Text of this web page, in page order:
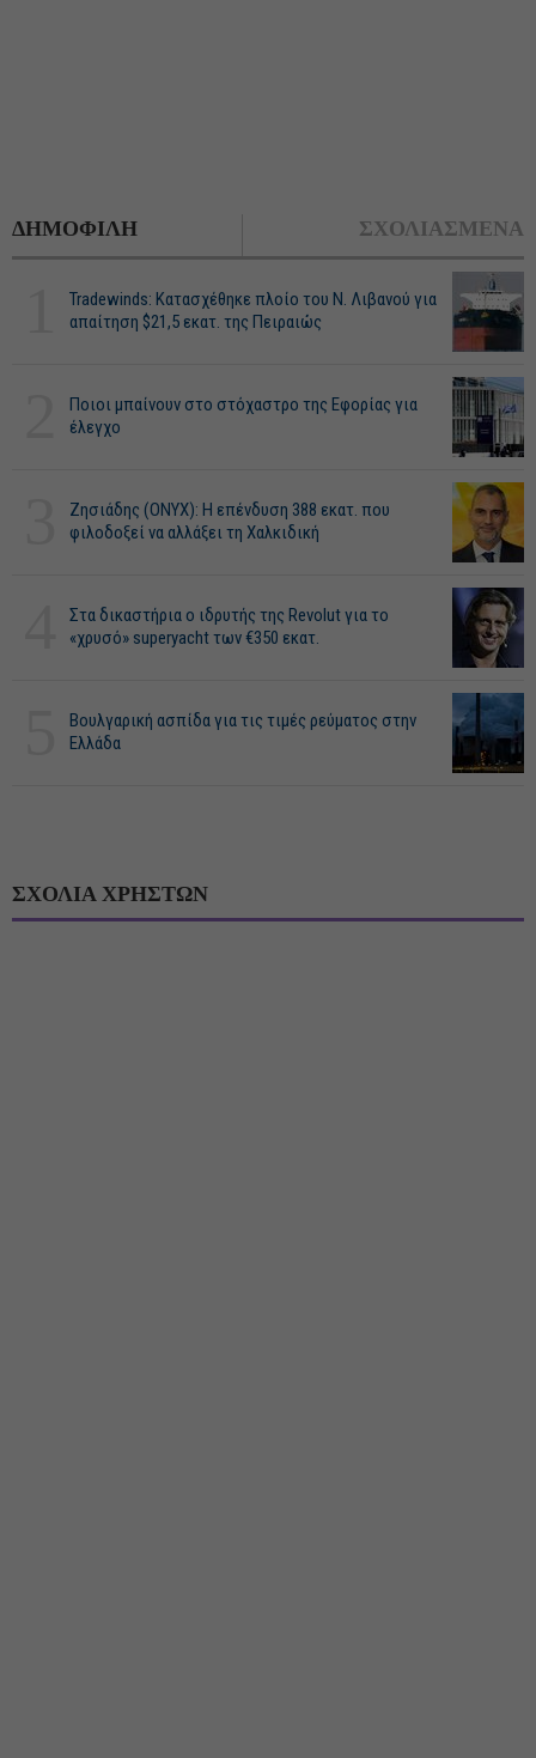
ΔΗΜΟΦΙΛΗ ΣΧΟΛΙΑΣΜΕΝΑ
Tradewinds: Κατασχέθηκε πλοίο του Ν. Λιβανού για
απαίτηση $21,5 εκατ. της Πειραιώς
Ποιοι μπαίνουν στο στόχαστρο της Εφορίας για
έλεγχο
Ζησιάδης (ONYX): Η επένδυση 388 εκατ. που
φιλοδοξεί να αλλάξει τη Χαλκιδική
Στα δικαστήρια ο ιδρυτής της Revolut για το
«χρυσό» superyacht των €350 εκατ.
Βουλγαρική ασπίδα για τις τιμές ρεύματος στην
Ελλάδα
ΣΧΟΛΙΑ ΧΡΗΣΤΩΝ